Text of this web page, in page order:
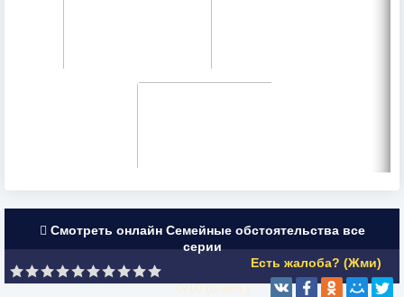
Смотреть онлайн Семейные обстоятельства все
серии
Есть жалоба? (Жми)
0/10 (0чел.)